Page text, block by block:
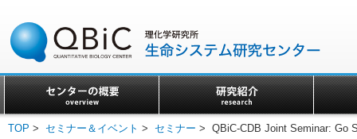
TOP > セミナー＆イベント > セミナー > QBiC-CDB Joint Seminar: Go